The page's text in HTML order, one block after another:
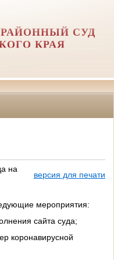
СУД
КРАЯ
на
версия для печати
мероприятия:
сайта суда;
коронавирусной